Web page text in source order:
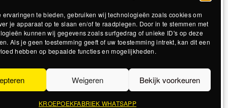
ervaringen te bieden, gebruiken wij technologieën zoals cookies om
je apparaat op te slaan en/of te raadplegen. Door in te stemmen met
kunnen wij gegevens zoals surfgedrag of unieke ID's op deze
Als je geen toestemming geeft of uw toestemming intrekt, kan dit een
hebben op bepaalde functies en mogelijkheden.
Weigeren Bekijk voorkeuren
KROEPOEKFABRIEK WHATSAPP